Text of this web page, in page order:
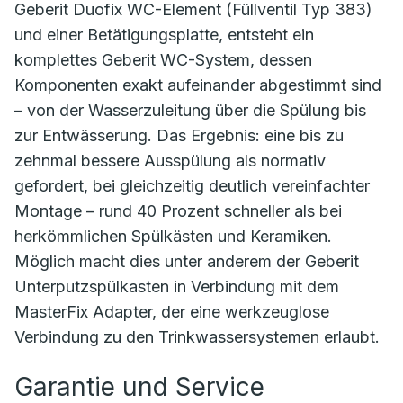
Geberit Duofix WC-Element (Füllventil Typ 383)
und einer Betätigungsplatte, entsteht ein
komplettes Geberit WC-System, dessen
Komponenten exakt aufeinander abgestimmt sind
– von der Wasserzuleitung über die Spülung bis
zur Entwässerung. Das Ergebnis: eine bis zu
zehnmal bessere Ausspülung als normativ
gefordert, bei gleichzeitig deutlich vereinfachter
Montage – rund 40 Prozent schneller als bei
herkömmlichen Spülkästen und Keramiken.
Möglich macht dies unter anderem der Geberit
Unterputzspülkasten in Verbindung mit dem
MasterFix Adapter, der eine werkzeuglose
Verbindung zu den Trinkwassersystemen erlaubt.
Garantie und Service